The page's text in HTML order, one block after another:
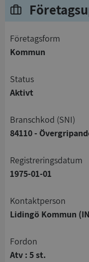
företagsform
Kommun
status
Aktivt
branschkod (SNI)
84110 -
registreringsdatum
1975-01-01
Kontaktperson
Lidingö Kommun
Fordon
Atv : 5 st.